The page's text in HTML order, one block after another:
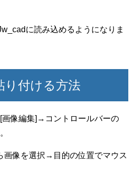
に読み込めるようになりま
り付ける方法
像編集]→コントロールバーの
画像を選択→目的の位置でマウス